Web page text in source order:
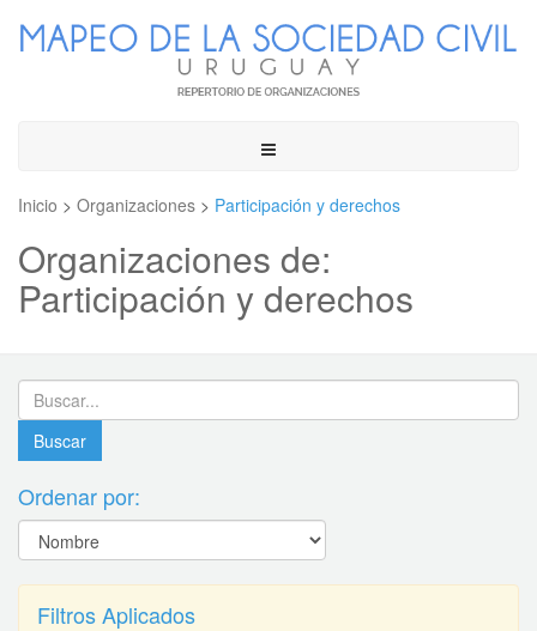
Toggle
Inicio > Organizaciones > Participación y derechos
Organizaciones de:
Participación y derechos
Ordenar por:
Filtros Aplicados